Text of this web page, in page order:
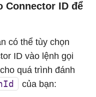
Connector ID để
có thể tùy chọn
ID vào lệnh gọi
quá trình đánh
của bạn: